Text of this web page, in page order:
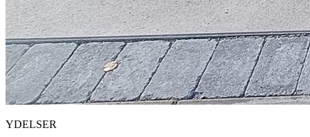
YDELSER